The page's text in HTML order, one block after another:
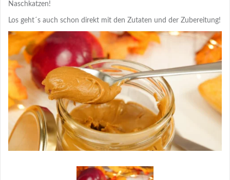
Naschkatzen!
Los geht´s auch schon direkt mit den Zutaten und der Zubereitung!